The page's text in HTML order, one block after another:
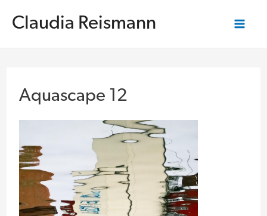
Inhalt
springen
Claudia Reismann
Aquascape 12